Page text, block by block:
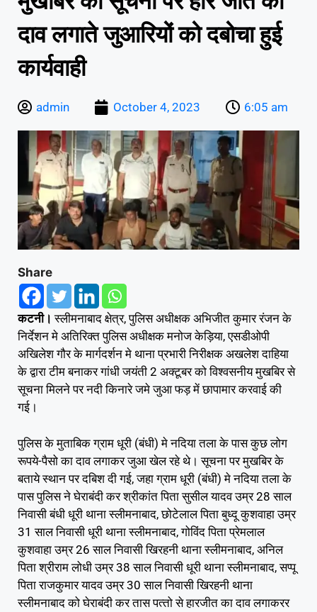
दाव लगाते जुआरियों को दबोचा हुई
कार्यवाही
admin October 4, 2023 6:05 am
Share
कटनी। स्लीमनाबाद क्षेत्र, पुलिस अधीक्षक अभिजीत कुमार रंजन के
निर्देशन मे अतिरिक्त पुलिस अधीक्षक मनोज केड़िया, एसडीओपी
अखिलेश गौर के मार्गदर्शन मे थाना प्रभारी निरीक्षक अखलेश दाहिया
के द्वारा टीम बनाकर गांधी जयंती 2 अक्टूबर को विश्वसनीय मुखबिर से
सूचना मिलने पर नदी किनारे जमे जुआ फड़ में छापामार करवाई की
गई।
पुलिस के मुताबिक ग्राम धूरी (बंधी) मे नदिया तला के पास कुछ लोग
रूपये-पैसो का दाव लगाकर जुआ खेल रहे थे। सूचना पर मुखबिर के
बताये स्थान पर दबिश दी गई, जहा ग्राम धूरी (बंधी) मे नदिया तला के
पास पुलिस ने घेराबंदी कर श्रीकांत पिता सुसील यादव उम्र 28 साल
निवासी बंधी धूरी थाना स्लीमनाबाद, छोटेलाल पिता बुध्दू कुशवाहा उम्र
31 साल निवासी धूरी थाना स्लीमनाबाद, गोविंद पिता प्रेमलाल
कुशवाहा उम्र 26 साल निवासी खिरहनी थाना स्लीमनाबाद, अनिल
पिता श्रीराम लोधी उम्र 38 साल निवासी धूरी थाना स्लीमनाबाद, सप्पू
पिता राजकुमार यादव उम्र 30 साल निवासी खिरहनी थाना
स्लीमनाबाद को घेराबंदी कर तास पत्‍तो से हारजीत का दाव लगाकरर